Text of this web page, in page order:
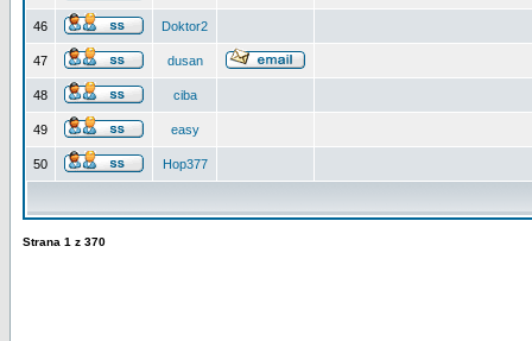
46 Doktor2
47 dusan
48 ciba
49 easy
50 Hop377
Strana 1 z 370